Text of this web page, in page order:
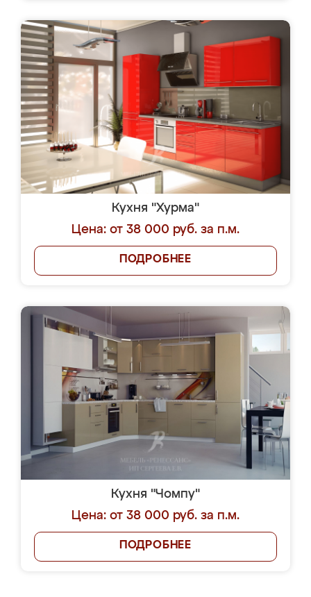
Кухня "Хурма"
Цена: от 38 000 руб. за п.м.
ПОДРОБНЕЕ
Кухня "Чомпу"
Цена: от 38 000 руб. за п.м.
ПОДРОБНЕЕ